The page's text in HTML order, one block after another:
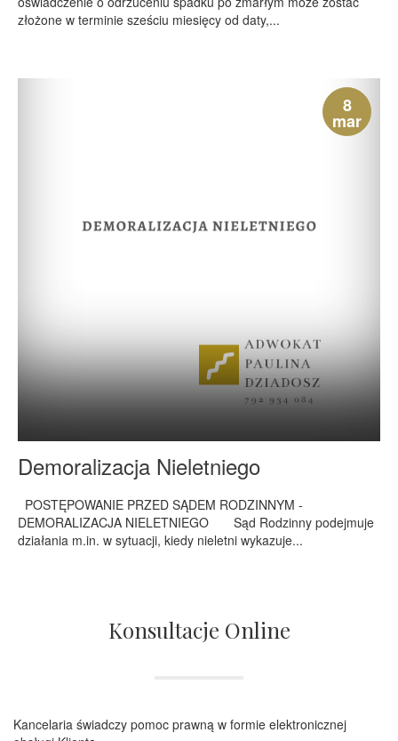
złożone w terminie sześciu miesięcy od daty,...
8
mar
Demoralizacja Nieletniego
POSTĘPOWANIE PRZED SĄDEM RODZINNYM -
DEMORALIZACJA NIELETNIEGO Sąd Rodzinny podejmuje
działania m.in. w sytuacji, kiedy nieletni wykazuje...
Konsultacje Online
Kancelaria świadczy pomoc prawną w formie elektronicznej